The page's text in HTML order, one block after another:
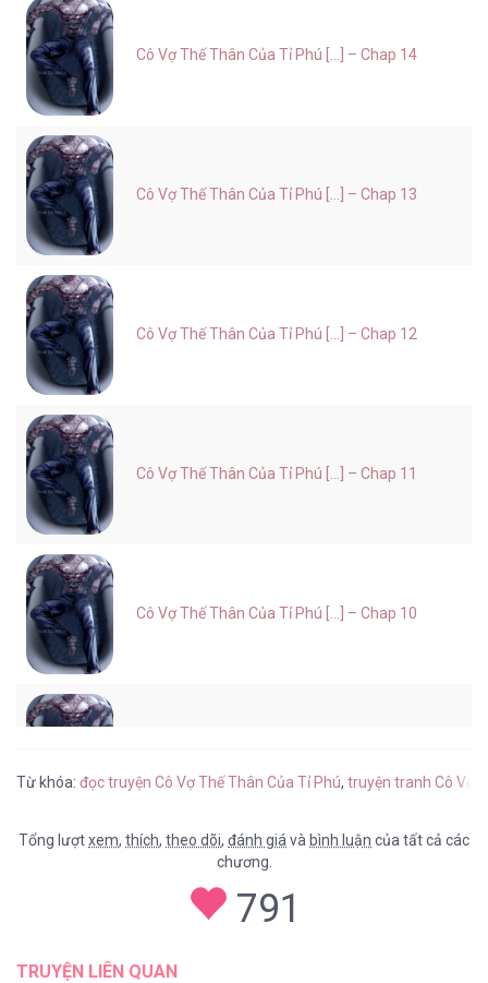
Cô Vợ Thế Thân Của Tỉ Phú [...] – Chap 14
Cô Vợ Thế Thân Của Tỉ Phú [...] – Chap 13
Cô Vợ Thế Thân Của Tỉ Phú [...] – Chap 12
Cô Vợ Thế Thân Của Tỉ Phú [...] – Chap 11
Cô Vợ Thế Thân Của Tỉ Phú [...] – Chap 10
Cô Vợ Thế Thân Của Tỉ Phú [...] – Chap 8
Từ khóa: đọc truyện Cô Vợ Thế Thân Của Tỉ Phú, truyện tranh Cô Vợ
Tổng lượtxem, thích, theo dõi, đánh giá và bình luận của tất cả các
chương.
791
TRUYỆN LIÊN QUAN